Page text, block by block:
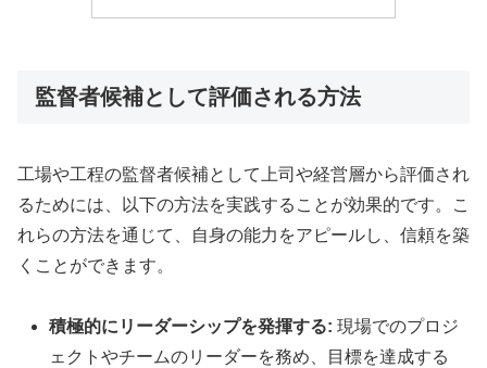
監督者候補として評価される方法
工場や工程の監督者候補として上司や経営層から評価され
るためには、以下の方法を実践することが効果的です。こ
れらの方法を通じて、自身の能力をアピールし、信頼を築
くことができます。
積極的にリーダーシップを発揮する: 現場でのプロジ
ェクトやチームのリーダーを務め、目標を達成する